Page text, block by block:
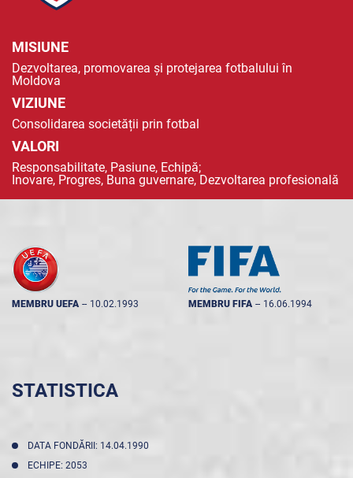
MISIUNE
Dezvoltarea, promovarea și protejarea fotbalului în
Moldova
VIZIUNE
Consolidarea societății prin fotbal
VALORI
Responsabilitate, Pasiune, Echipă;
Inovare, Progres, Buna guvernare, Dezvoltarea profesională
MEMBRU UEFA -- 10.02.1993 MEMBRU FIFA -- 16.06.1994
STATISTICA
DATA FONDĂRII: 14.04.1990
ECHIPE: 2053